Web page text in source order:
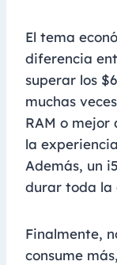
El tema
diferencia
superar los
muchas
RAM o mejor
la
Además, un
durar toda la
Finalmente,
consume